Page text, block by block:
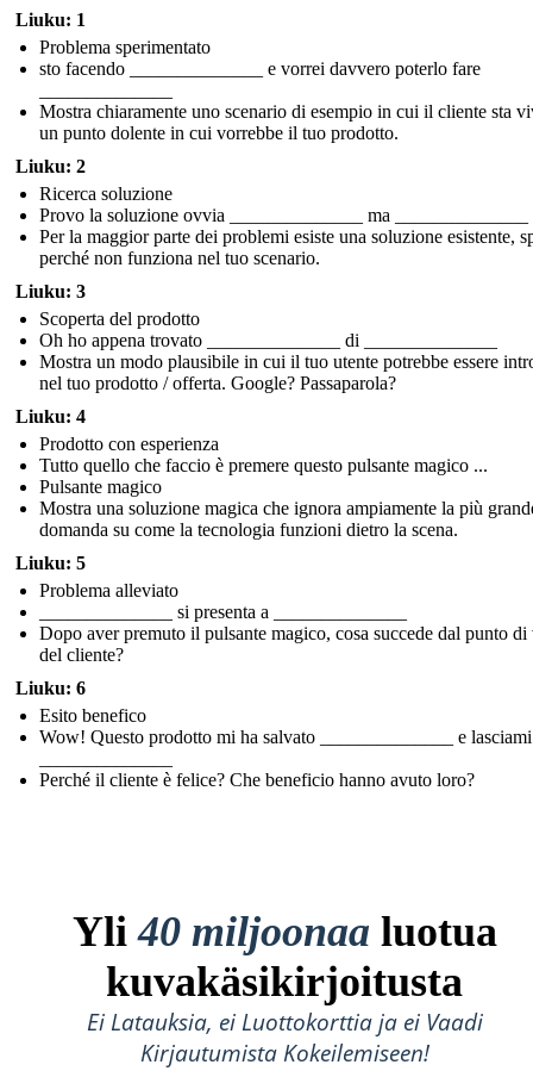
Liuku: 1
Problema sperimentato
sto facendo ______________ e vorrei davvero poterlo fare
Mostra chiaramente uno scenario di esempio in cui il cliente sta
un punto dolente in cui vorrebbe il tuo prodotto.
Liuku: 2
Ricerca soluzione
Provo la soluzione ovvia ______________ ma ______________
Per la maggior parte dei problemi esiste una soluzione esistente,
perché non funziona nel tuo scenario.
Liuku: 3
Scoperta del prodotto
Oh ho appena trovato ______________ di ______________
Mostra un modo plausibile in cui il tuo utente potrebbe essere
nel tuo prodotto / offerta. Google? Passaparola?
Liuku: 4
Prodotto con esperienza
Tutto quello che faccio è premere questo pulsante magico ...
Pulsante magico
Mostra una soluzione magica che ignora ampiamente la più
domanda su come la tecnologia funzioni dietro la scena.
Liuku: 5
Problema alleviato
______________ si presenta a ______________
Dopo aver premuto il pulsante magico, cosa succede dal punto di
del cliente?
Liuku: 6
Esito benefico
Wow! Questo prodotto mi ha salvato ______________ e lasciami
Perché il cliente è felice? Che beneficio hanno avuto loro?
Yli40 miljoonaa luotua
kuvakäsikirjoitusta
Ei Latauksia, ei Luottokorttia ja ei Vaadi
Kirjautumista Kokeilemiseen!